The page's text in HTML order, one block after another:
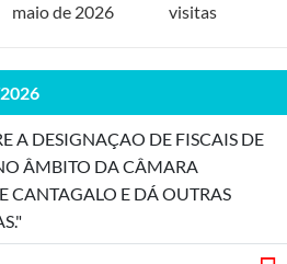
maio de 2026
visitas
A DESIGNAÇAO DE FISCAIS DE
ÂMBITO DA CÂMARA
CANTAGALO E DÁ OUTRAS